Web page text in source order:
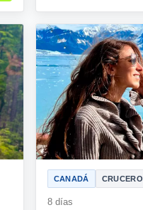
CANADÁ CRUCERO
8 días